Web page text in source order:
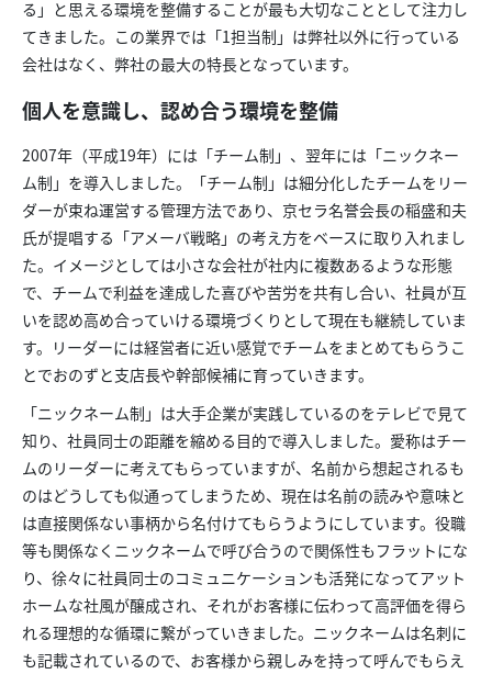
る」と思える環境を整備することが最も大切なこととして注力し
てきました。この業界では「1担当制」は弊社以外に行っている
会社はなく、弊社の最大の特長となっています。
個人を意識し、認め合う環境を整備
2007年（平成19年）には「チーム制」、翌年には「ニックネー
ム制」を導入しました。「チーム制」は細分化したチームをリー
ダーが束ね運営する管理方法であり、京セラ名誉会長の稲盛和夫
氏が提唱する「アメーバ戦略」の考え方をベースに取り入れまし
た。イメージとしては小さな会社が社内に複数あるような形態
で、チームで利益を達成した喜びや苦労を共有し合い、社員が互
いを認め高め合っていける環境づくりとして現在も継続していま
す。リーダーには経営者に近い感覚でチームをまとめてもらうこ
とでおのずと支店長や幹部候補に育っていきます。
「ニックネーム制」は大手企業が実践しているのをテレビで見て
知り、社員同士の距離を縮める目的で導入しました。愛称はチー
ムのリーダーに考えてもらっていますが、名前から想起されるも
のはどうしても似通ってしまうため、現在は名前の読みや意味と
は直接関係ない事柄から名付けてもらうようにしています。役職
等も関係なくニックネームで呼び合うので関係性もフラットにな
り、徐々に社員同士のコミュニケーションも活発になってアット
ホームな社風が醸成され、それがお客様に伝わって高評価を得ら
れる理想的な循環に繋がっていきました。ニックネームは名刺に
も記載されているので、お客様から親しみを持って呼んでもらえ